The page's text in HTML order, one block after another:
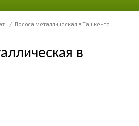
/ Полоса металлическая в Ташкенте
в